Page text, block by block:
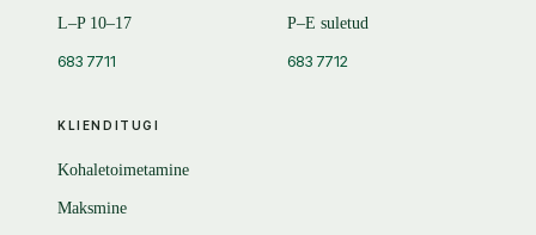
KLIENDITUGI
Kohaletoimetamine
Maksmine
L–P 10–17
683 7711
P–E suletud
683 7712